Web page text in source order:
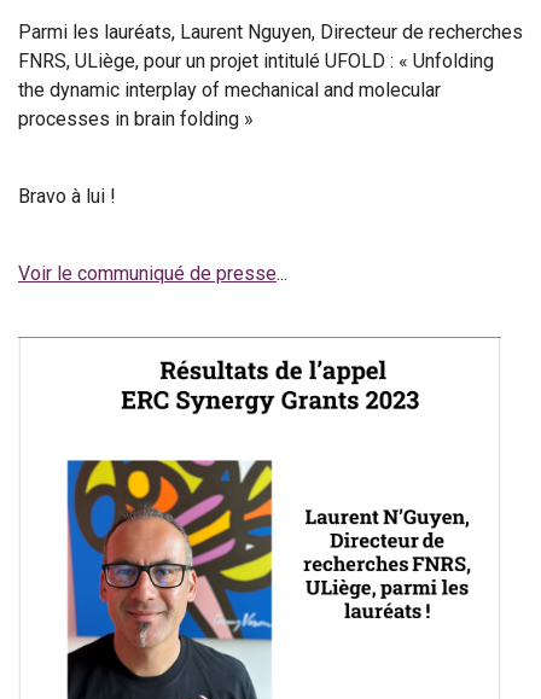
Parmi les lauréats, Laurent Nguyen, Directeur de recherches
FNRS, ULiège, pour un projet intitulé UFOLD : « Unfolding
the dynamic interplay of mechanical and molecular
processes in brain folding »
Bravo à lui !
Voir le communiqué de presse...